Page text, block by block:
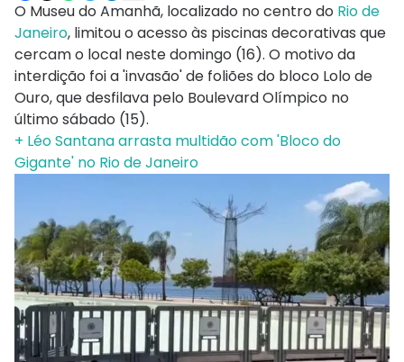
O Museu do Amanhã, localizado no centro do Rio de
Janeiro, limitou o acesso às piscinas decorativas que
cercam o local neste domingo (16). O motivo da
interdição foi a 'invasão' de foliões do bloco Lolo de
Ouro, que desfilava pelo Boulevard Olímpico no
último sábado (15).
+ Léo Santana arrasta multidão com 'Bloco do
Gigante' no Rio de Janeiro